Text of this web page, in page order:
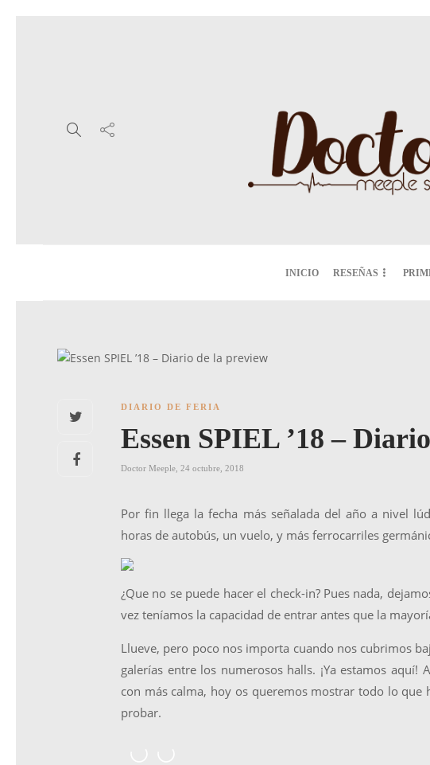
INICIO RESEÑAS
DIARIO DE FERIA
Essen SPIEL ’18 –
Doctor Meeple 24 octubre, 2018
Por fin llega la fecha más señalada del año a nivel
horas de autobús, un vuelo, y más ferrocarriles
¿Que no se puede hacer el check-in? Pues nada,
vez teníamos la capacidad de entrar antes que la
Llueve, pero poco nos importa cuando nos cubrimos
galerías entre los numerosos halls. ¡Ya estamos
con más calma, hoy os queremos mostrar todo lo
probar.